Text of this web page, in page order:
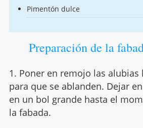
Pimentón dulce
Preparación de la
1. Poner en remojo las
para que se ablanden. Dejar
en un bol grande hasta el
la fabada.